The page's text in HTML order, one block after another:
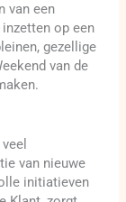
van een
op een
gezellige
van de
van nieuwe
initiatieven